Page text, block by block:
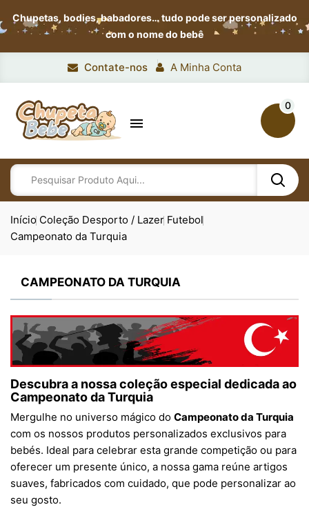
Chupetas, bodies, babadores…tudo pode ser personalizado
com o nome do bebê
Contate-nos A Minha Conta

0
Início Coleção Desporto / Lazer Futebol
Campeonato da Turquia
CAMPEONATO DA TURQUIA
Descubra a nossa coleção especial dedicada ao
Campeonato da Turquia
Mergulhe no universo mágico do Campeonato da Turquia
com os nossos produtos personalizados exclusivos para
bebés. Ideal para celebrar esta grande competição ou para
oferecer um presente único, a nossa gama reúne artigos
suaves, fabricados com cuidado, que pode personalizar ao
seu gosto.